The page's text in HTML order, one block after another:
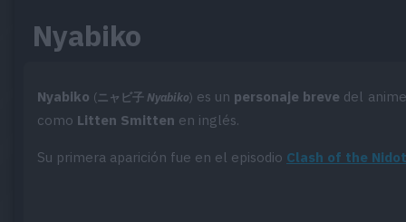
Nyabiko
Nyabiko (ニャビ子 Nyabiko) es un personaje breve del
como Litten Smitten en inglés.
Su primera aparición fue en el episodio Clash of the